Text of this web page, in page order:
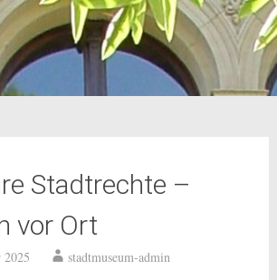
Stadtrechte –
vor Ort
2025 stadtmuseum-admin